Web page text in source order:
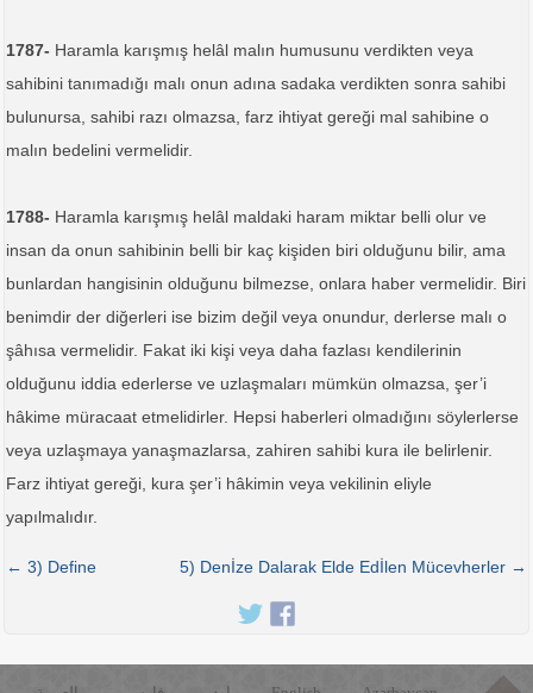
1787- Haramla karışmış helâl malın humusunu verdikten veya
sahibini tanımadığı malı onun adına sadaka verdikten sonra sahibi
bulunursa, sahibi razı olmazsa, farz ihtiyat gereği mal sahibine o
malın bedelini vermelidir.
1788- Haramla karışmış helâl maldaki haram miktar belli olur ve
insan da onun sahibinin belli bir kaç kişiden biri olduğunu bilir, ama
bunlardan hangisinin olduğunu bilmezse, onlara haber vermelidir. Biri
benimdir der diğerleri ise bizim değil veya onundur, derlerse malı o
şâhısa vermelidir. Fakat iki kişi veya daha fazlası kendilerinin
olduğunu iddia ederlerse ve uzlaşmaları mümkün olmazsa, şer’i
hâkime müracaat etmelidirler. Hepsi haberleri olmadığını söylerlerse
veya uzlaşmaya yanaşmazlarsa, zahiren sahibi kura ile belirlenir.
Farz ihtiyat gereği, kura şer’i hâkimin veya vekilinin eliyle
yapılmalıdır.
5) Denİze Dalarak Elde Edİlen Mücevherler →
← 3) Define